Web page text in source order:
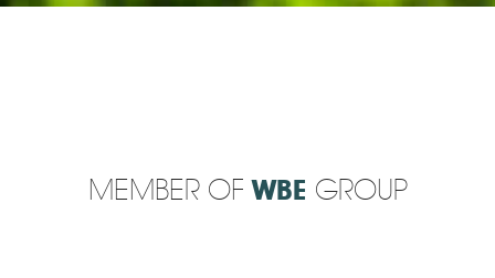
MEMBER OF WBE GROUP